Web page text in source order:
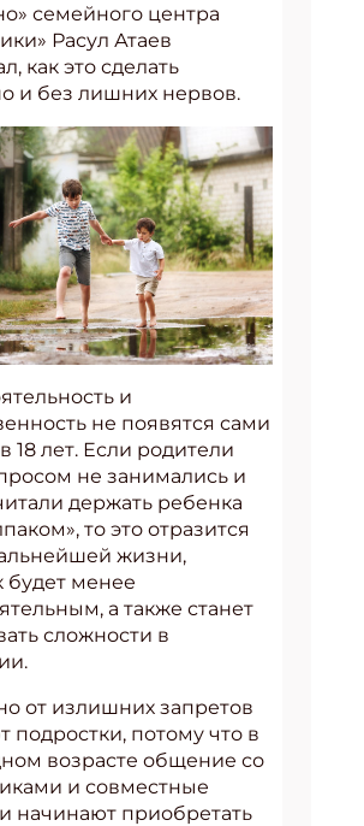
семейного центра
Расул Атаев
как это сделать
и без лишних нервов.
и
не появятся сами
18 лет. Если родители
не занимались и
держать ребенка
то это отразится
жизни,
будет менее
а также станет
сложности в
от излишних запретов
подростки, потому что в
возрасте общение со
и совместные
начинают приобретать